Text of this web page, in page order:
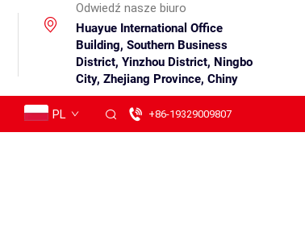
Odwiedź nasze biuro
Huayue International Office
Building, Southern Business
District, Yinzhou District, Ningbo
City, Zhejiang Province, Chiny
PL +86-19329009807